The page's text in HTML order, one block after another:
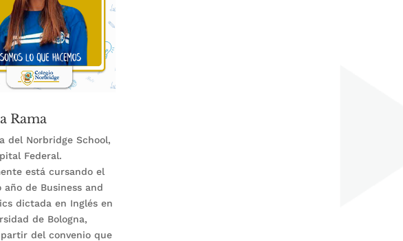
Rama
del Norbridge School,
Federal.
está cursando el
año de Business and
dictada en Inglés en
de Bologna,
del convenio que